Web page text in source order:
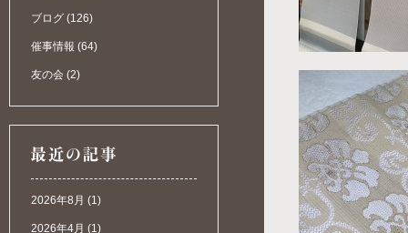
ブログ (126)
催事情報 (64)
友の会 (2)
2026年8月 (1)
2026年4月 (1)